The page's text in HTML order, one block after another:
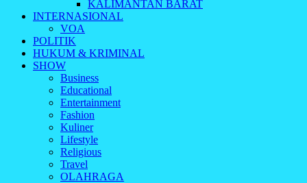
KALIMANTAN BARAT
INTERNASIONAL
VOA
POLITIK
HUKUM & KRIMINAL
SHOW
Business
Educational
Entertainment
Fashion
Kuliner
Lifestyle
Religious
Travel
OLAHRAGA